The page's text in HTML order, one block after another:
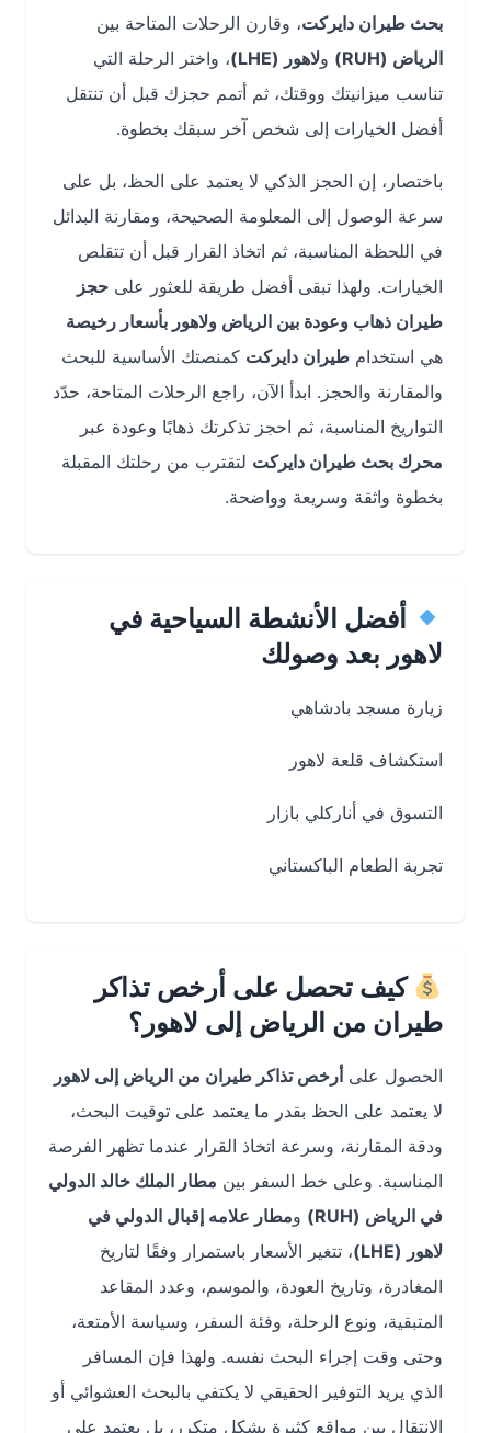
بحث طيران دايركت، وقارن الرحلات المتاحة بين
الرياض (RUH)
ولاهور (LHE)
، واختر الرحلة التي
تناسب ميزانيتك ووقتك، ثم أتمم حجزك قبل أن تنتقل
أفضل الخيارات إلى شخص آخر سبقك بخطوة.
باختصار، إن الحجز الذكي لا يعتمد على الحظ، بل على
سرعة الوصول إلى المعلومة الصحيحة، ومقارنة البدائل
في اللحظة المناسبة، ثم اتخاذ القرار قبل أن تتقلص
الخيارات. ولهذا تبقى أفضل طريقة للعثور على حجز
طيران ذهاب وعودة بين الرياض ولاهور بأسعار رخيصة
هي استخدامطيران دايركتكمنصتك الأساسية للبحث
والمقارنة والحجز. ابدأ الآن، راجع الرحلات المتاحة، حدّد
التواريخ المناسبة، ثم احجز تذكرتك ذهابًا وعودة عبر
محرك بحث طيران دايركتلتقترب من رحلتك المقبلة
بخطوة واثقة وسريعة وواضحة.
أفضل الأنشطة السياحية في
لاهور بعد وصولك
زيارة مسجد بادشاهي
استكشاف قلعة لاهور
التسوق في أناركلي بازار
تجربة الطعام الباكستاني
كيف تحصل على أرخص تذاكر
طيران من الرياض إلى لاهور؟
الحصول علىأرخص تذاكر طيران من الرياض إلى لاهور
لا يعتمد على الحظ بقدر ما يعتمد على توقيت البحث،
ودقة المقارنة، وسرعة اتخاذ القرار عندما تظهر الفرصة
المناسبة. وعلى خط السفر بينمطار الملك خالد الدولي
في الرياض (RUH)
ومطار علامه إقبال الدولي في
لاهور (LHE)
، تتغير الأسعار باستمرار وفقًا لتاريخ
المغادرة، وتاريخ العودة، والموسم، وعدد المقاعد
المتبقية، ونوع الرحلة، وفئة السفر، وسياسة الأمتعة،
وحتى وقت إجراء البحث نفسه. ولهذا فإن المسافر
الذي يريد التوفير الحقيقي لا يكتفي بالبحث العشوائي أو
الانتقال بين مواقع كثيرة بشكل متكرر، بل يعتمد على